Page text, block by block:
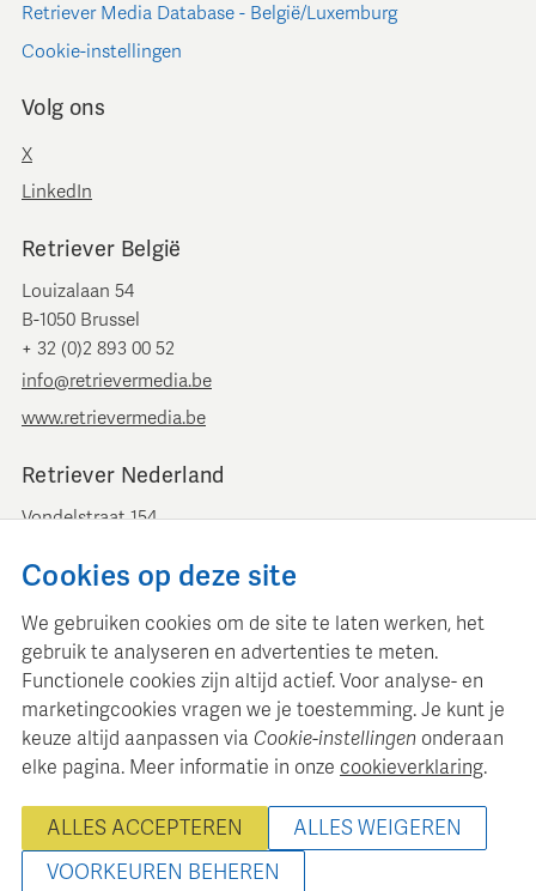
Retriever Media Database - België/Luxemburg
Cookie-instellingen
Volg ons
X
LinkedIn
Retriever België
Louizalaan 54
B-1050 Brussel
+ 32 (0)2 893 00 52
info@retrievermedia.be
www.retrievermedia.be
Retriever Nederland
Vondelstraat 154
+ 31 (0)20 379 11 01
www.retriever.nl
Retriever Media Informatie onderhoudt een gestructureerde
mediadatabase voor professionele mediaplanning en analyse.
© 2022 - 2026 Retriever Media Belgium - Alle rechten
voorbehouden
Cookies op deze site
We gebruiken cookies om de site te laten werken, het
gebruik te analyseren en advertenties te meten.
Functionele cookies zijn altijd actief. Voor analyse- en
marketingcookies vragen we je toestemming. Je kunt je
keuze altijd aanpassen via Cookie-instellingen onderaan
elke pagina. Meer informatie in onze cookieverklaring.
ALLES ACCEPTEREN
ALLES WEIGEREN
VOORKEUREN BEHEREN